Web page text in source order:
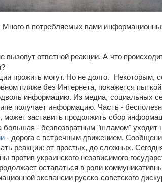
Много в потребляемых вами
вызовут ответной реакции. А что
прожить могут. Но не долго. Некоторым,
пляже без Интернета, покажется
информацию. Из медиа, социальных
получает информацию. Часть -
заставить продолжить сбор
большая - безвозвратным "шламом" уходит
- дорога с встречным движением.
реакции: от простых, до сложных.
против украинского независимого
оставаться в роли
экспансии русско-советского